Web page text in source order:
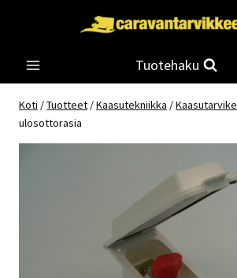
Tuotehaku
Koti /Tuotteet /Kaasutekniikka /Kaasutarvike
ulosottorasia